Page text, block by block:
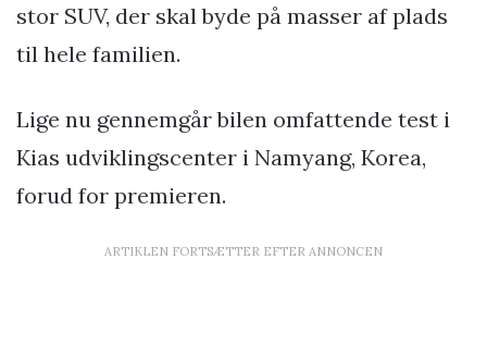
stor SUV, der skal byde på masser af plads
til hele familien.
Lige nu gennemgår bilen omfattende test i
Kias udviklingscenter i Namyang, Korea,
forud for premieren.
ARTIKLEN FORTSÆTTER EFTER ANNONCEN